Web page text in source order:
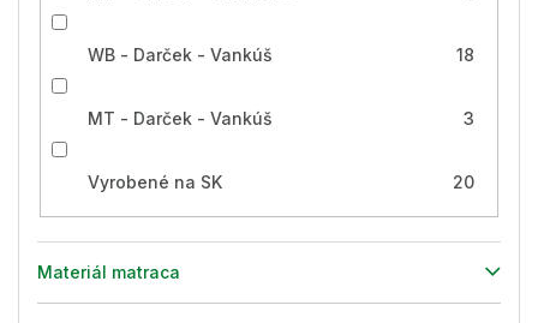
WB - Darček - Vankúš 18
MT - Darček - Vankúš 3
Vyrobené na SK 20
Materiál matraca